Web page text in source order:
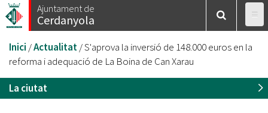
Vés
al
Ajuntament de
Cerdanyola
Esteu
aquí
Inici /Actualitat/S'aprova la inversió de 148.000 euros en la
reforma i adequació de La Boina de Can Xarau
La ciutat